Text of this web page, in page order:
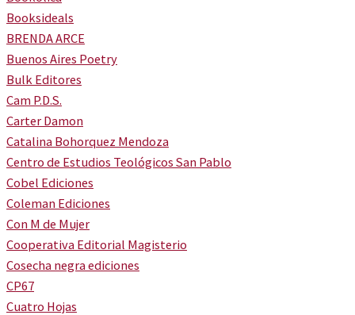
Booksideals
BRENDA ARCE
Buenos Aires Poetry
Bulk Editores
Cam P.D.S.
Carter Damon
Catalina Bohorquez Mendoza
Centro de Estudios Teológicos San Pablo
Cobel Ediciones
Coleman Ediciones
Con M de Mujer
Cooperativa Editorial Magisterio
Cosecha negra ediciones
CP67
Cuatro Hojas